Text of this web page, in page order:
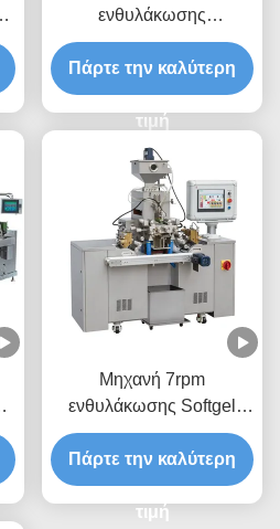
ενθυλάκωσης
πηκτωμάτων 1ml 7rpm
Paintball
Πάρτε την καλύτερη
τιμή
Μηχανή 7rpm
ενθυλάκωσης Softgel
βιταμινών για τη ζελατίνη
Πάρτε την καλύτερη
τιμή